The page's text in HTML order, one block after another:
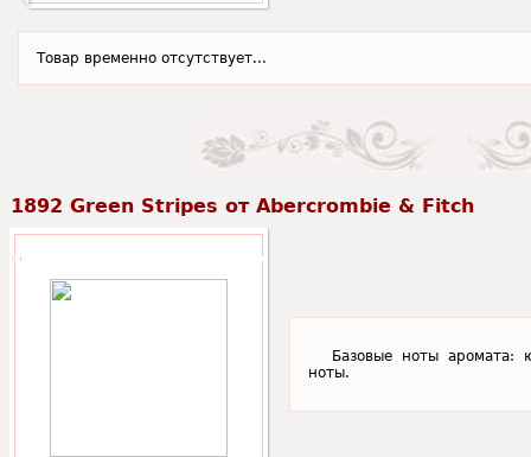
Товар временно отсутствует...
1892 Green Stripes от Abercrombie & Fitch
Базовые ноты аромата:
ноты.